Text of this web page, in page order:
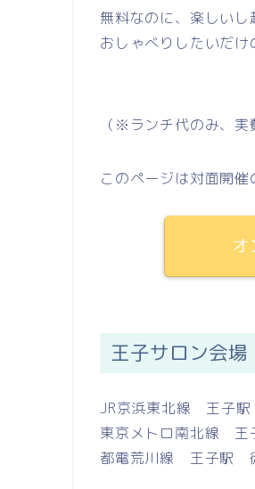
無料なのに、楽しいし
おしゃべりしたいだ
（※ランチ代のみ、実
このページは対面開催
オ
王子サロン会場
JR京浜東北線 王子
東京メトロ南北線
都電荒川線 王子駅